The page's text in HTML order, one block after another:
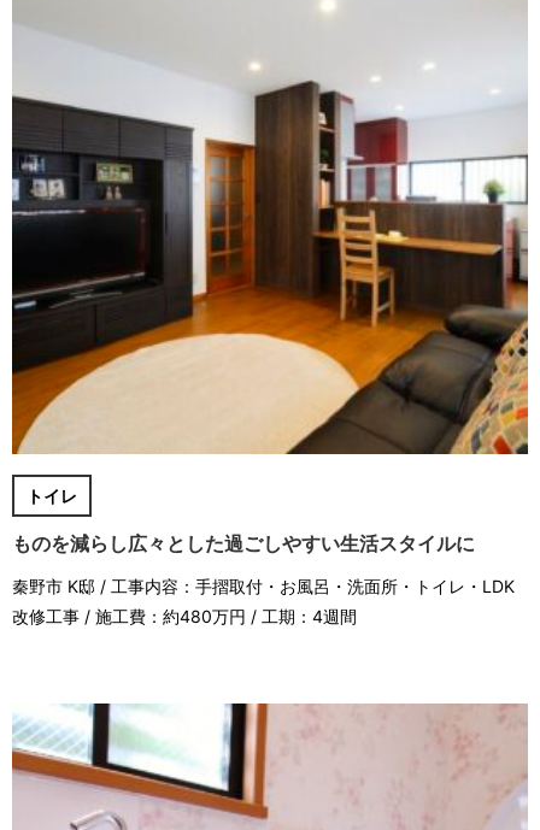
トイレ
ものを減らし広々とした過ごしやすい生活スタイルに
秦野市 K邸 / 工事内容：手摺取付・お風呂・洗面所・トイレ・LDK
改修工事 / 施工費：約480万円 / 工期：4週間